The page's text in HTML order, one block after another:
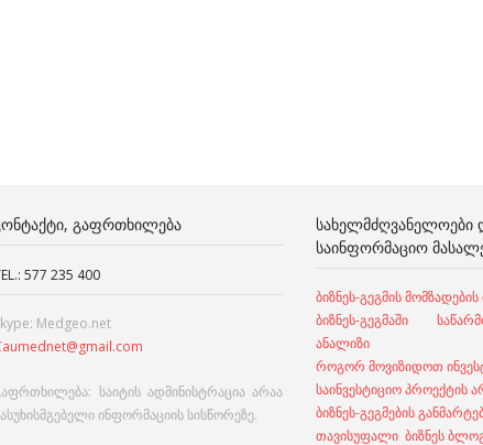
ᲒᲐᲤᲠᲗᲮᲘᲚᲔᲑᲐ
577 235 400
Medgeo.net
საიტის ადმინისტრაცია არაა
ინფორმაციის სისწორეზე.
ᲡᲐᲮᲔᲚᲛᲫᲦᲕᲐᲜᲔᲚᲝᲔᲑᲘ
ᲡᲐᲘᲜᲤᲝᲠᲛᲐᲪᲘᲝ
ბიზნეს-გეგმის
ბიზნეს-გეგმაში
ანალიზი
როგორ მოვიზიდოთ
საინვესტიციო პროექტის
ბიზნეს-გეგმების
თავისუფალი ბიზნეს